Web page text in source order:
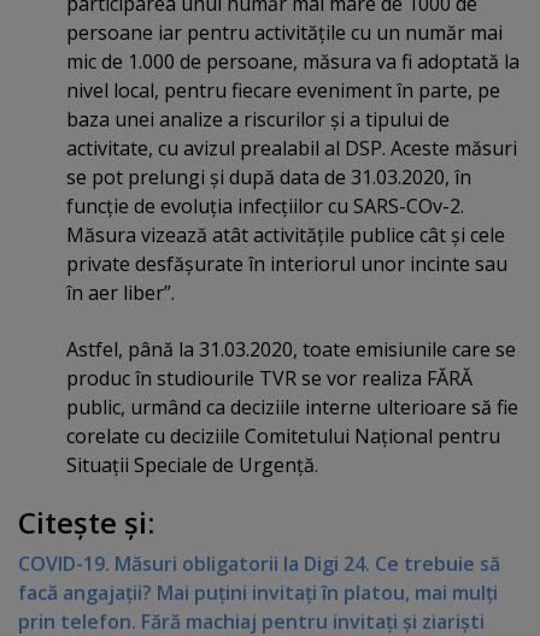
persoane iar pentru activităţile cu un număr mai
mic de 1.000 de persoane, măsura va fi adoptată la
nivel local, pentru fiecare eveniment în parte, pe
baza unei analize a riscurilor şi a tipului de
activitate, cu avizul prealabil al DSP. Aceste măsuri
se pot prelungi şi după data de 31.03.2020, în
funcţie de evoluţia infecţiilor cu SARS-COv-2.
Măsura vizează atât activităţile publice cât şi cele
private desfăşurate în interiorul unor incinte sau
în aer liber”.
Astfel, până la 31.03.2020, toate emisiunile care se
produc în studiourile TVR se vor realiza FĂRĂ
public, urmând ca deciziile interne ulterioare să fie
corelate cu deciziile Comitetului Naţional pentru
Situaţii Speciale de Urgenţă.
Citeşte şi:
COVID-19. Măsuri obligatorii la Digi 24. Ce trebuie să
facă angajaţii? Mai puţini invitaţi în platou, mai mulţi
prin telefon. Fără machiaj pentru invitaţi şi ziarişti